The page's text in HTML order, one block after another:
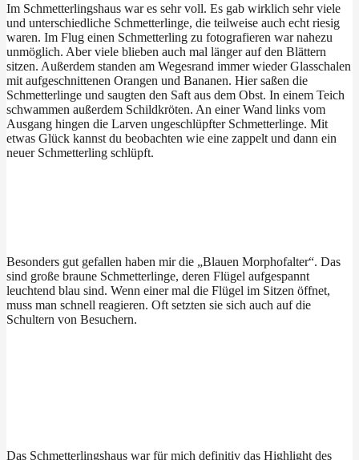
Im Schmetterlingshaus war es sehr voll. Es gab wirklich sehr viele
und unterschiedliche Schmetterlinge, die teilweise auch echt riesig
waren. Im Flug einen Schmetterling zu fotografieren war nahezu
unmöglich. Aber viele blieben auch mal länger auf den Blättern
sitzen. Außerdem standen am Wegesrand immer wieder Glasschalen
mit aufgeschnittenen Orangen und Bananen. Hier saßen die
Schmetterlinge und saugten den Saft aus dem Obst. In einem Teich
schwammen außerdem Schildkröten. An einer Wand links vom
Ausgang hingen die Larven ungeschlüpfter Schmetterlinge. Mit
etwas Glück kannst du beobachten wie eine zappelt und dann ein
neuer Schmetterling schlüpft.
Besonders gut gefallen haben mir die „Blauen Morphofalter“. Das
sind große braune Schmetterlinge, deren Flügel aufgespannt
leuchtend blau sind. Wenn einer mal die Flügel im Sitzen öffnet,
muss man schnell reagieren. Oft setzten sie sich auch auf die
Schultern von Besuchern.
Das Schmetterlingshaus war für mich definitiv das Highlight des